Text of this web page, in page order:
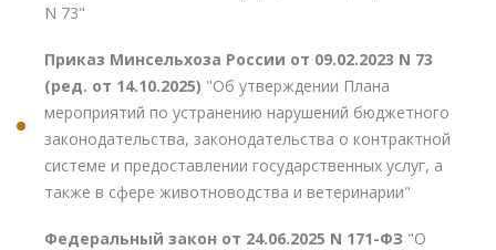
N 73"
Приказ Минсельхоза России от 09.02.2023 N 73
(ред. от 14.10.2025) "Об утверждении Плана
мероприятий по устранению нарушений бюджетного
законодательства, законодательства о контрактной
системе и предоставлении государственных услуг, а
также в сфере животноводства и ветеринарии"
Федеральный закон от 24.06.2025 N 171-ФЗ "О